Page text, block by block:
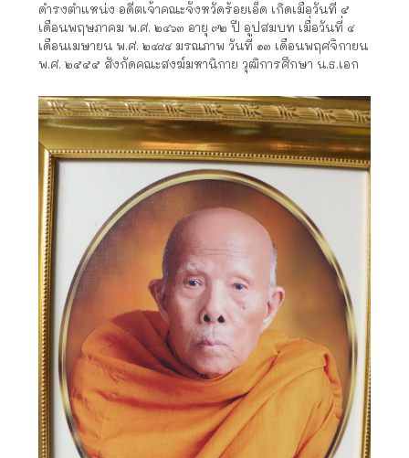
ดำรงตำแหน่ง อดีตเจ้าคณะจังหวัดร้อยเอ็ด เกิดเมื่อวันที่ ๕
เดือนพฤษภาคม พ.ศ. ๒๔๖๓ อายุ ๙๒ ปี อุปสมบท เมื่อวันที่ ๔
เดือนเมษายน พ.ศ. ๒๔๘๔ มรณภาพ วันที่ ๑๓ เดือนพฤศจิกายน
พ.ศ. ๒๕๕๕ สังกัดคณะสงฆ์มหานิกาย วุฒิการศึกษา น.ธ.เอก